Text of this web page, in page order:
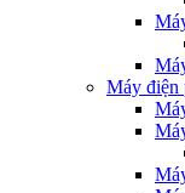
Máy điện